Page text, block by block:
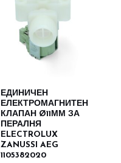
ЕДИНИЧЕН
ЕЛЕКТРОМАГНИТЕН
КЛАПАН Ø11ММ ЗА
ПЕРАЛНЯ
ELECTROLUX
ZANUSSI AEG
1105382020